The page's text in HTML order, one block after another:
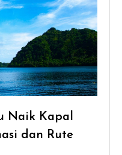
Naik Kapal
dan Rute